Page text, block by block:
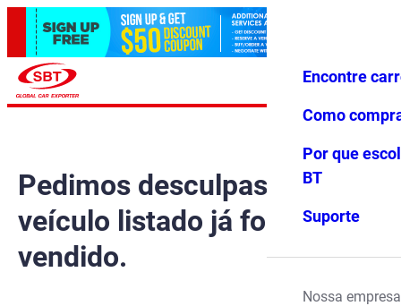
Favoritos Menu
Encontre
Como
Por que
BT
Suporte
Nossa empresa
Pedimos desculpas, mas o
veículo listado já foi
vendido.